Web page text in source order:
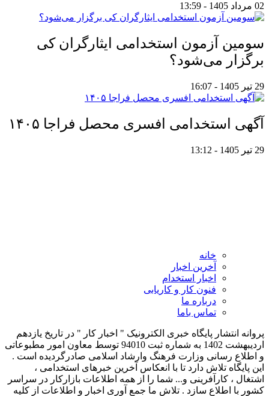
02 مرداد 1405 - 13:59
سومین آزمون استخدامی ایثارگران کی
برگزار می‌شود؟
29 تیر 1405 - 16:07
آگهی استخدامی افسری محصل فراجا ۱۴۰۵
29 تیر 1405 - 13:12
خانه
آخرین اخبار
اخبار استخدام
فنون کار و کاریابی
درباره ما
تماس باما
پروانه انتشار پایگاه خبری الکترونیک " اخبار کار " در تاریخ یازدهم
اردیبهشت 1402 به شماره ثبت 94010 توسط معاون امور مطبوعاتی
و اطلاع رسانی وزارت فرهنگ وارشاد اسلامی صادرگردیده است .
این پایگاه تلاش دارد تا با انعکاس آخرین خبرهای استخدامی ،
اشتغال ، کارآفرینی و... شما را از همه اطلاعات بازارکار در سراسر
کشور با اطلاع سازد . تلاش ما جمع آوری اخبار و اطلاعات از کلیه